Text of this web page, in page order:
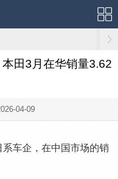
田3月在华销量3.62
04-09
车企，在中国市场的销